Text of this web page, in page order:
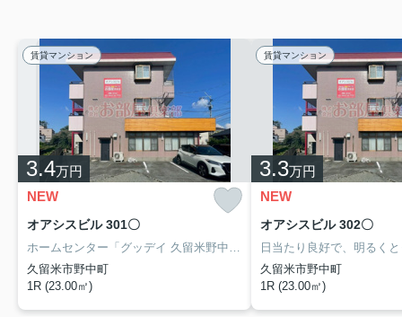
賃貸マンション
3.4万円
NEW
オアシスビル 301〇
ホームセンター「グッデイ 久留米野中店」まで、徒歩7分。収納はクロゼット・押入など豊富なので、衣類や履き物の整理がしやすく便利です。付近に駅が2つあるので、用途や行き先によって経路を選べる物件です。久留米市での暮らしを、お部屋倶楽部からスタートさせましょう。お電話でのご連絡なら0942-34-7755からどうぞ。お待ちしてます。
久留米市野中町
1R (23.00㎡)
賃貸マンション
3.3万円
NEW
オアシスビル 302〇
久留米市野中町
1R (23.00㎡)